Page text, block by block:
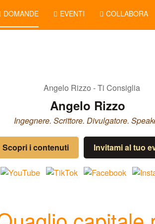
DOMANDE EVENTI COLLABORA
Angelo Rizzo
Ingegnere. Scrittore. Divulgatore.
Scopri i contenuti Invitami al tuo